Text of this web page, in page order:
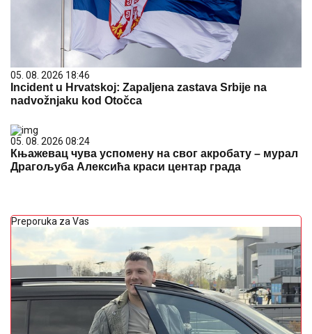
05. 08. 2026 18:46
Incident u Hrvatskoj: Zapaljena zastava Srbije na
nadvožnjaku kod Otočca
05. 08. 2026 08:24
Књажевац чува успомену на свог акробату – мурал
Драгoљуба Алексића краси центар града
Preporuka za Vas